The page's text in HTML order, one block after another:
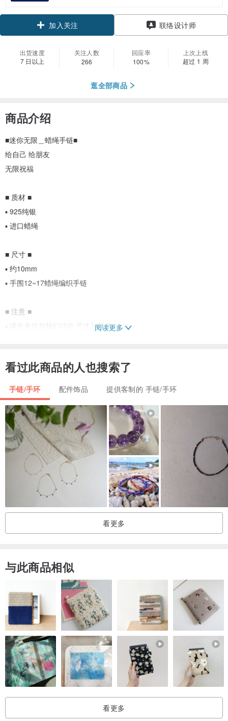
加入关注 联络设计师
出货速度
7 日以上
关注人数
266
回应率
100%
上次上线
超过 1 周
逛全部商品
商品介绍
■迷你无限＿蜡绳手链■
给自己 给朋友
无限祝福
■ 质材 ■
▪️ 925纯银
▪️ 进口蜡绳
■ 尺寸 ■
▪️ 约10mm
▪️ 手围12~17蜡绳编织手链
■ 注意 ■
▪️ 请先来信与我们讨论 尺寸与颜色
不适用七天鉴赏期呦
■ 包装 ■
▪️ 简约包装：加厚夹链袋+拭银布
▪️ 精致礼盒：小提袋+纸盒+加厚夹链袋+拭银布
■ 银饰保养 ■
▪️ 平常未配戴时，请擦拭后收藏于密封袋，避免空气接触
▪️ 饰品发生氧化时，请使用拭银布轻轻擦拭，即可恢复银白与光亮
▪️ 配戴银饰请远离温泉、游泳池或是海边，防止饰品氧化变黑
▪️ 镶有宝石之银饰，请勿使用洗银水清洗
去除饰品氧化，日常保养以拭银布擦拭至恢复光泽即可
擦拭过的布黑了为正常现象，请勿清洗。
阅读更多
看过此商品的人也搜索了
手链/手环 配件饰品 提供客制的 手链/手环
看更多
与此商品相似
看更多